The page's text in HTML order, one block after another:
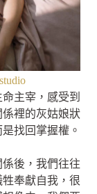
主宰，感受到
裡的灰姑娘狀
找回掌握權。
後，我們往往
奉獻自我，很